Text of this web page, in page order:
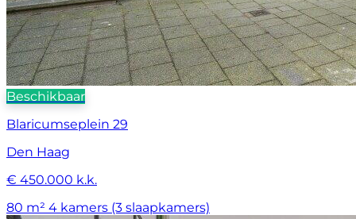
Beschikbaar
Blaricumseplein 29
Den Haag
€ 450.000 k.k.
80 m² 4 kamers (3 slaapkamers)